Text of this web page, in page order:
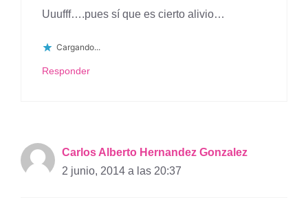
Uuufff….pues sí que es cierto alivio…
Cargando...
Responder
Carlos Alberto Hernandez Gonzalez
2 junio, 2014 a las 20:37